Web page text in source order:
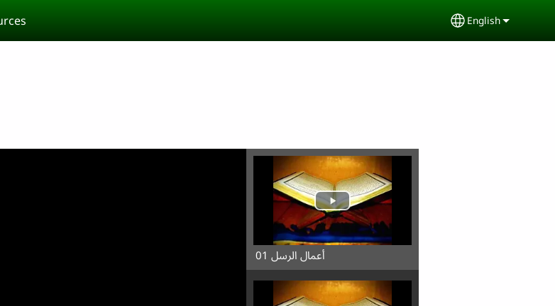
Select your
English
أعمال الرسل 01